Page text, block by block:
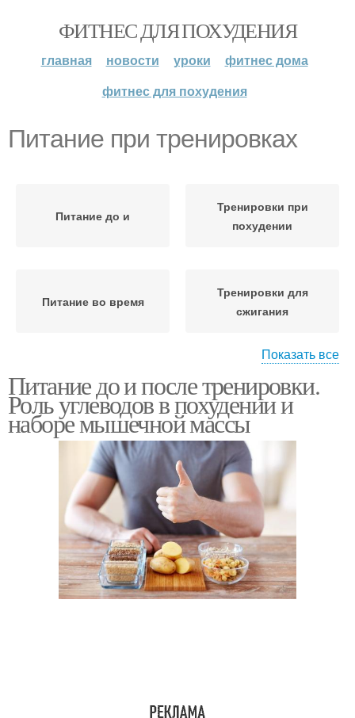
ФИТНЕС ДЛЯ ПОХУДЕНИЯ
главная новости уроки
фитнес дома
фитнес для похудения
Питание при тренировках
Питание до и
Тренировки при
похудении
Питание во время
Тренировки для
сжигания
Тренировки для роста Тренировки для набора
Питание при наборе Питания при занятиях
Питание при занятиях Еда перед тренировкой
Показать все
Питание до и после тренировки.
Роль углеводов в похудении и
наборе мышечной массы